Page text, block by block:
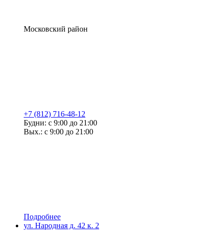
Московский район
+7 (812) 716-48-12
Будни: с 9:00 до 21:00
Вых.: с 9:00 до 21:00
Подробнее
ул. Народная д. 42 к. 2